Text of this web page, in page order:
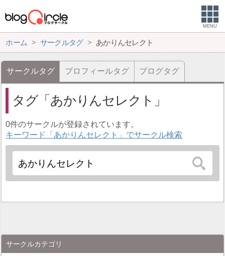
MENU
ホーム サークルタグ あかりんセレクト
サークルタグ プロフィールタグ ブログタグ
タグ あかりんセレクト
0件のサークルが登録されています。
キーワード「あかりんセレクト」でサークル検索
サークルカテゴリ